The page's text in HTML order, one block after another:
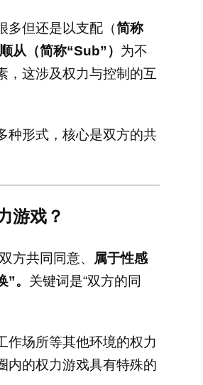
多但还是以支配（简称
从（简称“Sub”） 为不
，这涉及权力与控制的互
种形式，核心是双方的共
游戏？
方共同同意、 属于性感
。 关键词是“双方的同
作场所等其他环境的权力
内的权力游戏具有特殊的